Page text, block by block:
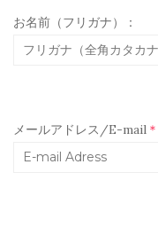
お名前（フリガナ）：
メールアドレス/E-mail ＊